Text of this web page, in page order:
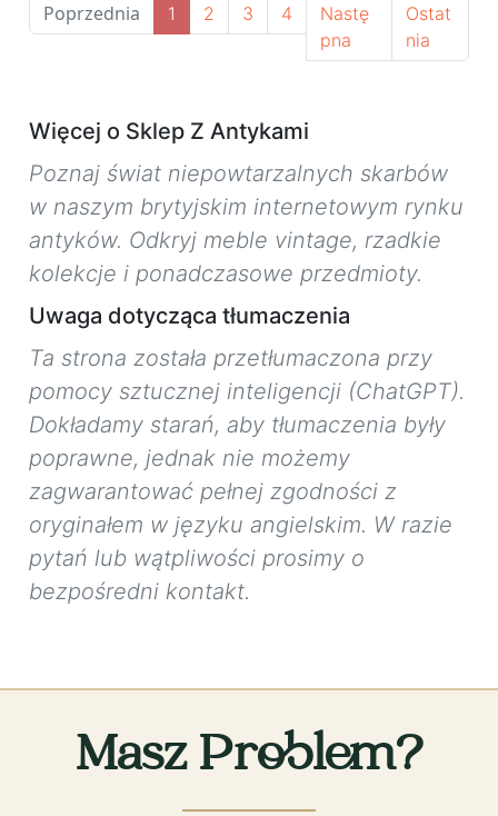
Poprzednia 1 2 3 4
Nastę
pna
Ostat
nia
Więcej o Sklep Z Antykami
Poznaj świat niepowtarzalnych skarbów
w naszym brytyjskim internetowym rynku
antyków. Odkryj meble vintage, rzadkie
kolekcje i ponadczasowe przedmioty.
Uwaga dotycząca tłumaczenia
Ta strona została przetłumaczona przy
pomocy sztucznej inteligencji (ChatGPT).
Dokładamy starań, aby tłumaczenia były
poprawne, jednak nie możemy
zagwarantować pełnej zgodności z
oryginałem w języku angielskim. W razie
pytań lub wątpliwości prosimy o
bezpośredni kontakt.
Masz Problem?